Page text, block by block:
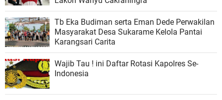
Tb Eka Budiman serta Eman Dede Perwakilan
Masyarakat Desa Sukarame Kelola Pantai
Karangsari Carita
Wajib Tau ! ini Daftar Rotasi Kapolres Se-
Indonesia